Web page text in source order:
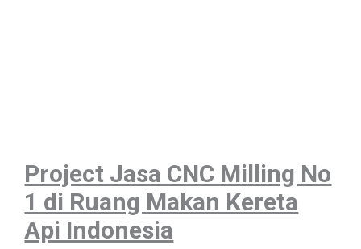
Project Jasa CNC Milling No
1 di Ruang Makan Kereta
Api Indonesia